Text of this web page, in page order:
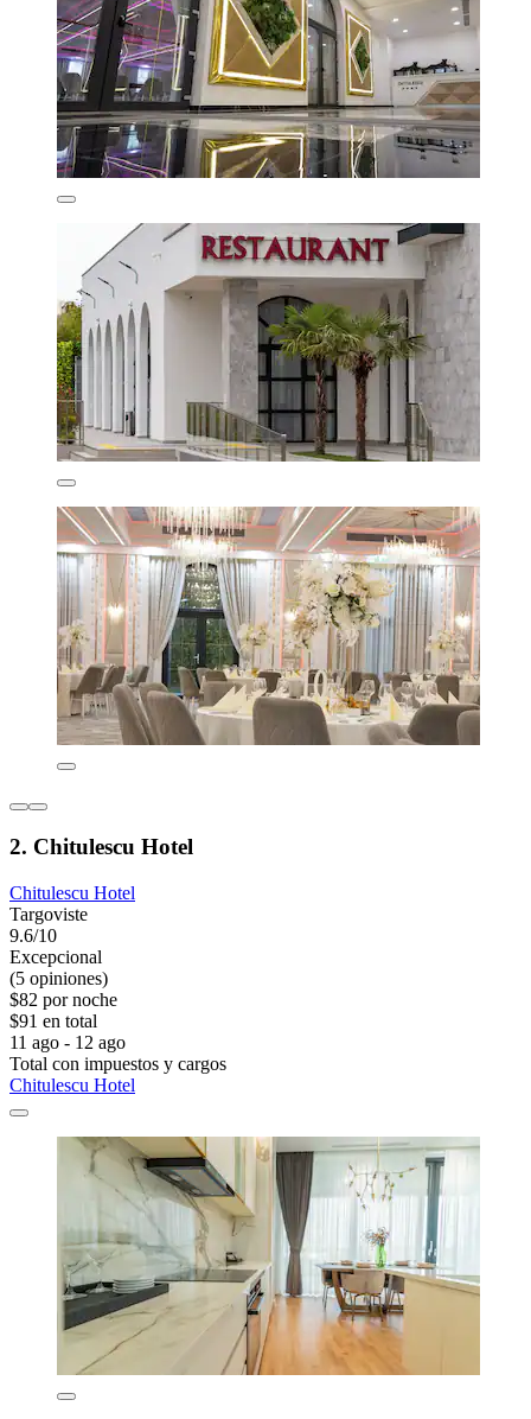
2. Chitulescu Hotel
Chitulescu Hotel
Targoviste
9.6/10
Excepcional
(5 opiniones)
$82 por noche
$91 en total
11 ago - 12 ago
Total con impuestos y cargos
Chitulescu Hotel